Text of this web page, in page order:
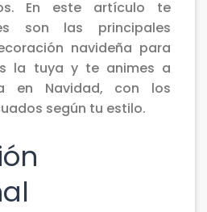
En este artículo te
son las principales
navideña para
la tuya y te animes a
en Navidad, con los
según tu estilo.